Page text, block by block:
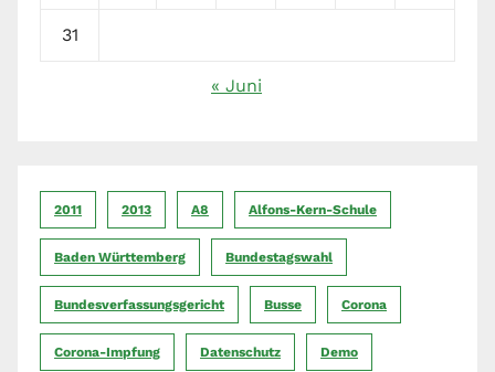
31
« Juni
2011 2013 A8 Alfons-Kern-Schule
Baden Württemberg Bundestagswahl
Bundesverfassungsgericht Busse Corona
Corona-Impfung Datenschutz Demo